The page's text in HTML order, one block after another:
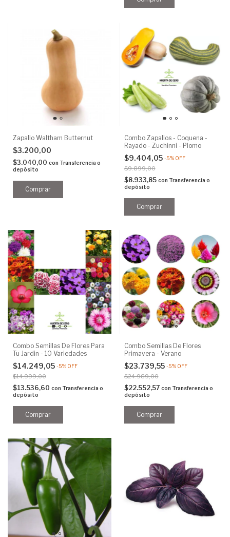
Zapallo Waltham Butternut
$3.200,00
$3.040,00 con Transferencia o
depósito
Combo Zapallos - Coquena -
Rayado - Zuchinni - Plomo
$9.404,05 -5% OFF
$9.899,00
$8.933,85 con Transferencia o
depósito
Combo Semillas De Flores Para
Tu Jardin - 10 Variedades
$14.249,05 -5% OFF
$14.999,00
$13.536,60 con Transferencia o
depósito
Combo Semillas De Flores
Primavera - Verano
$23.739,55 -5% OFF
$24.989,00
$22.552,57 con Transferencia o
depósito